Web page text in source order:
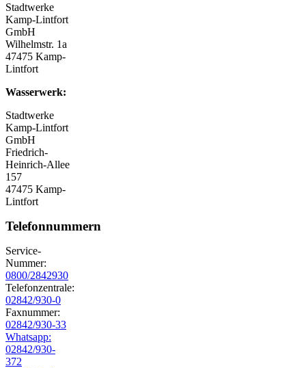
Stadtwerke
Kamp-Lintfort
GmbH
Wilhelmstr. 1a
47475 Kamp-
Lintfort
Wasserwerk:
Stadtwerke
Kamp-Lintfort
GmbH
Friedrich-
Heinrich-Allee
157
47475 Kamp-
Lintfort
Telefonnummern
Service-
Nummer:
0800/2842930
Telefonzentrale:
02842/930-0
Faxnummer:
02842/930-33
Whatsapp:
02842/930-
372